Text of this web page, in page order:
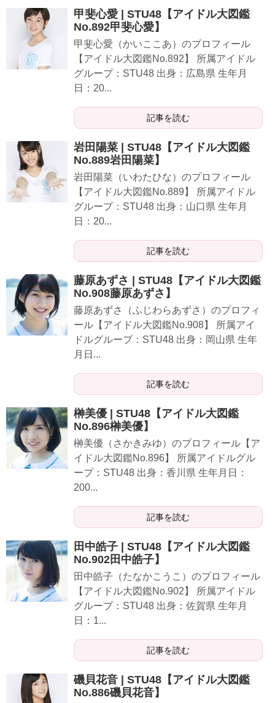
甲斐心愛 | STU48【アイドル大図鑑
No.892甲斐心愛】
甲斐心愛（かいここあ）のプロフィール
【アイドル大図鑑No.892】 所属アイドル
グループ：STU48 出身：広島県 生年月
日：20...
記事を読む
岩田陽菜 | STU48【アイドル大図鑑
No.889岩田陽菜】
岩田陽菜（いわたひな）のプロフィール
【アイドル大図鑑No.889】 所属アイドル
グループ：STU48 出身：山口県 生年月
日：20...
記事を読む
藤原あずさ | STU48【アイドル大図鑑
No.908藤原あずさ】
藤原あずさ（ふじわらあずさ）のプロフィ
ール【アイドル大図鑑No.908】 所属アイ
ドルグループ：STU48 出身：岡山県 生年
月日...
記事を読む
榊美優 | STU48【アイドル大図鑑
No.896榊美優】
榊美優（さかきみゆ）のプロフィール【ア
イドル大図鑑No.896】 所属アイドルグル
ープ：STU48 出身：香川県 生年月日：
200...
記事を読む
田中皓子 | STU48【アイドル大図鑑
No.902田中皓子】
田中皓子（たなかこうこ）のプロフィール
【アイドル大図鑑No.902】 所属アイドル
グループ：STU48 出身：佐賀県 生年月
日：1...
記事を読む
磯貝花音 | STU48【アイドル大図鑑
No.886磯貝花音】